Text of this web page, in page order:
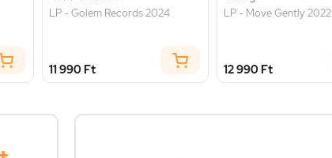
LP - Golem Records 2024
11 990 Ft
LP - Move Gently 2022
12 990 Ft